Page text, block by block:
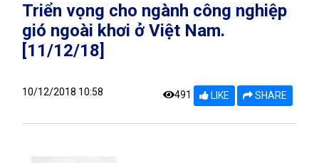
Triển vọng cho ngành công nghiệp
gió ngoài khơi ở Việt Nam.
[11/12/18]
10/12/2018 10:58 491 LIKE SHARE